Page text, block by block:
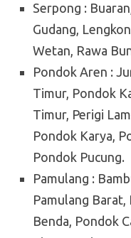
Serpong :
Gudang,
Wetan, Rawa
Pondok Aren :
Timur, Pondok
Timur, Perigi
Pondok Karya,
Pondok Pucung.
Pamulang :
Pamulang
Benda, Pondok